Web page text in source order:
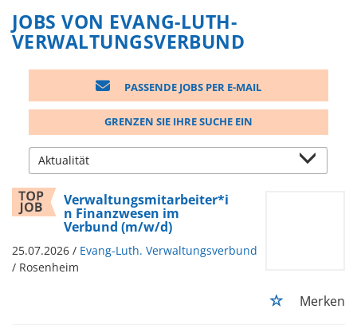
JOBS VON EVANG-LUTH-
VERWALTUNGSVERBUND
PASSENDE JOBS PER E-MAIL
GRENZEN SIE IHRE SUCHE EIN
Verwaltungsmitarbeiter*i
n Finanzwesen im
Verbund (m/w/d)
25.07.2026 / Evang-Luth. Verwaltungsverbund
/ Rosenheim
Merken